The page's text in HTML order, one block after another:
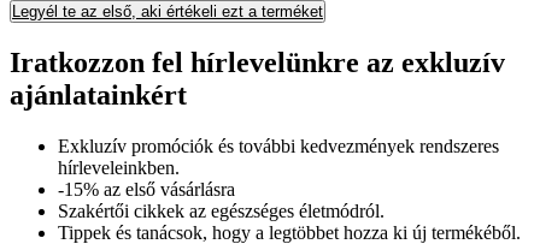
Legyél te az első, aki értékeli ezt a terméket
Iratkozzon fel hírlevelünkre az exkluzív
ajánlatainkért​
Exkluzív promóciók és további kedvezmények rendszeres
hírleveleinkben.
-15% az első vásárlásra
Szakértői cikkek az egészséges életmódról.
Tippek és tanácsok, hogy a legtöbbet hozza ki új termékéből.